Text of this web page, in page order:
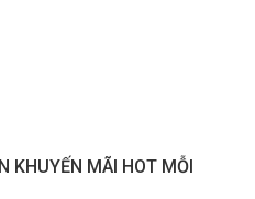
KHUYẾN MÃI HOT MỖI